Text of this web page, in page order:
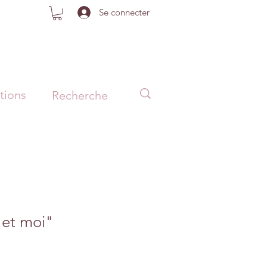
Se connecter
moi"